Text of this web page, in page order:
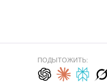
ПОДЫТОЖИТЬ: